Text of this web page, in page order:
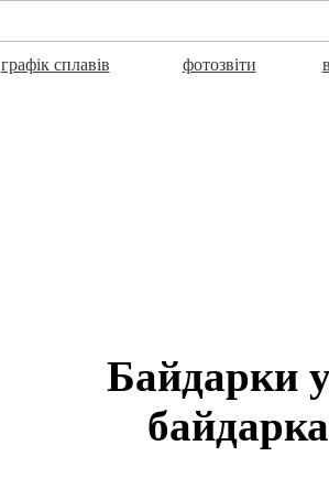
графік сплавів фотозвіти
Байдарки